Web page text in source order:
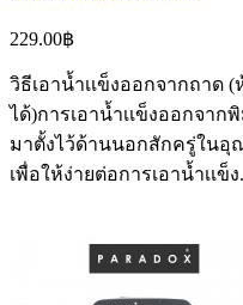
229.00฿
วิธีเอาน้ำเเข็งออกจากถาด
ได้)การเอาน้ำเเข็งออกจา
มาตั้งไว้ด้านนอกสักครู่ใน
เพื่อให้ง่ายต่อการเอาน้ำเเข็ง